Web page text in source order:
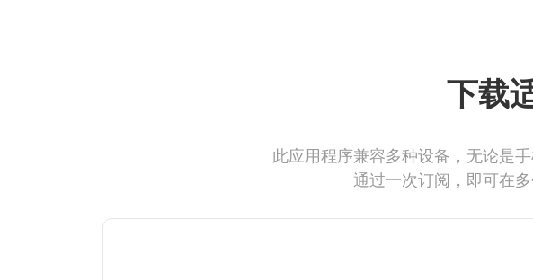
下载
此应用程序兼容多种设备，无论是
通过一次订阅，即可在